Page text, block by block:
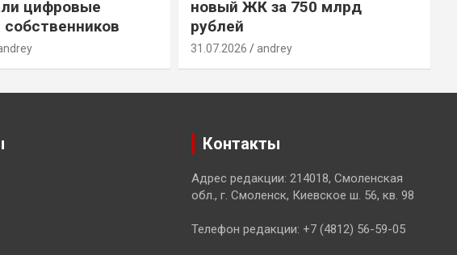
цифровые
собственников
новый ЖК за 750 млрд
рублей
31.07.2026 andrey
Контакты
Адрес редакции: 214018, Смоленская
обл., г. Смоленск, Киевское ш. 56, кв. 98
Телефон редакции: +7 (4812) 56-59-05